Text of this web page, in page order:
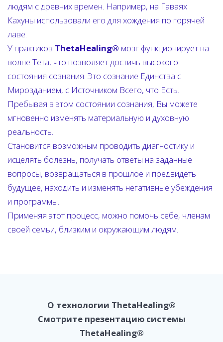
людям с древних времен. Например, на Гаваях
Кахуны использовали его для хождения по горячей
лаве.
У практиков ThetaHealing® мозг функционирует на
волне Тета, что позволяет достичь высокого
состояния сознания. Это сознание Единства с
Мирозданием, с Источником Всего, что Есть.
Пребывая в этом состоянии сознания, Вы можете
мгновенно изменять материальную и духовную
реальность.
Становится возможным проводить диагностику и
исцелять болезнь, получать ответы на заданные
вопросы, возвращаться в прошлое и предвидеть
будущее, находить и изменять негативные убеждения
и программы.
Применяя этот процесс, можно помочь себе, членам
своей семьи, близким и окружающим людям.
О технологии ThetaHealing®
Смотрите презентацию системы
ThetaHealing®